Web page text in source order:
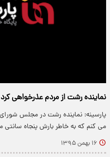
نماینده رشت از مردم عذرخواهی کرد
پارسینه: نماینده رشت در مجلس
می کنم که به خاطر بارش پنجاه سانتی
۱۶ بهمن ۱۳۹۵